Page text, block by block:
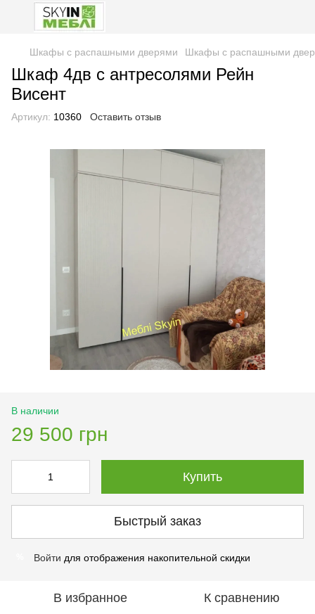
Шкафы с распашными дверями Шкафы с распашными
Шкаф 4дв с антресолями Рейн
Висент
Артикул: 10360 Оставить отзыв
В наличии
29 500 грн
Купить
Быстрый заказ
Войти для отображения накопительной скидки
В избранное К сравнению